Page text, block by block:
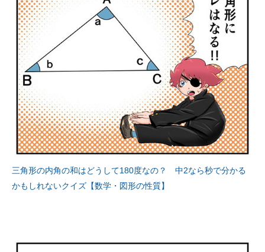
三角形の内角の和はどうして180度なの？ 中2なら秒で分かる
かもしれないクイズ【数学・図形の性質】